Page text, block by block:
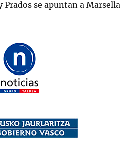
Prados se apuntan a Marsella